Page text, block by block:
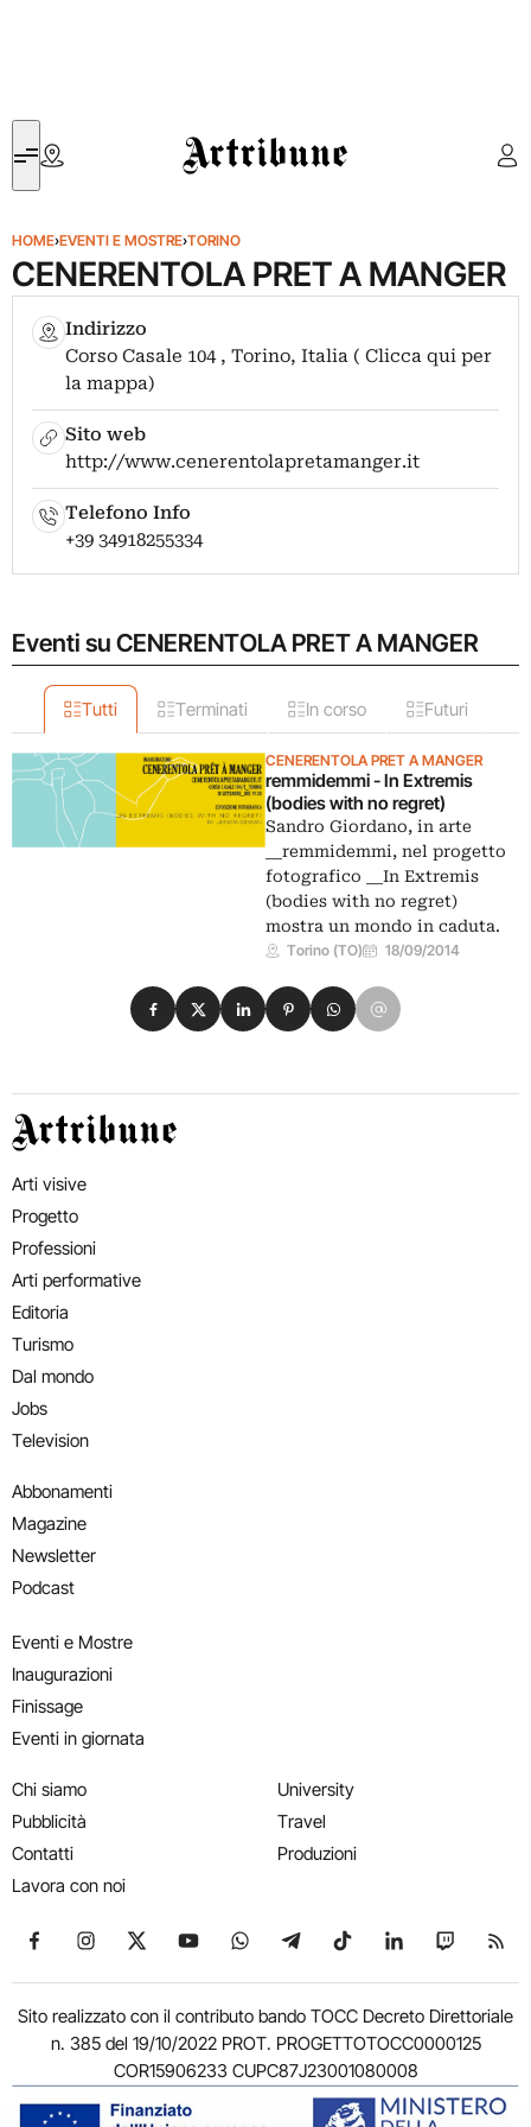
Artribune
HOME›EVENTI E MOSTRE›TORINO
CENERENTOLA PRET A MANGER
Indirizzo
Corso Casale 104 , Torino, Italia ( Clicca qui per
la mappa)
Sito web
http://www.cenerentolapretamanger.it
Telefono Info
+39 34918255334
Eventi su CENERENTOLA PRET A MANGER
Tutti Terminati In corso Futuri
CENERENTOLA PRET A MANGER
remmidemmi - In Extremis
(bodies with no regret)
Sandro Giordano, in arte
__remmidemmi, nel progetto
fotografico __In Extremis
(bodies with no regret)
mostra un mondo in caduta.
Torino (TO) 18/09/2014
Condividi su Facebook
Condividi su X
Condividi su LinkedIn
Condividi su Pinterest
Condividi su WhatsApp
Condividi su Email
Artribune
Arti visive
Progetto
Professioni
Arti performative
Editoria
Turismo
Dal mondo
Jobs
Television
Abbonamenti
Magazine
Newsletter
Podcast
Eventi e Mostre
Inaugurazioni
Finissage
Eventi in giornata
Chi siamo
Pubblicità
Contatti
Lavora con noi
University
Travel
Produzioni
Seguici su Facebook
Seguici su Instagram
Seguici su X
Seguici su YouTube
Seguici su WhatsApp
Seguici su Telegram
Seguici su TikTok
Seguici su
Seguici
Sito realizzato con il contributo bando TOCC Decreto Direttoriale
n. 385 del 19/10/2022 PROT. PROGETTOTOCC0000125
COR15906233 CUPC87J23001080008